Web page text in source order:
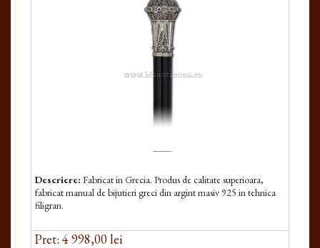
Descriere: Fabricat in Grecia. Produs de calitate superioara,
fabricat manual de bijutieri greci din argint masiv 925 in tehnica
filigran.
Pret: 4 998,00 lei